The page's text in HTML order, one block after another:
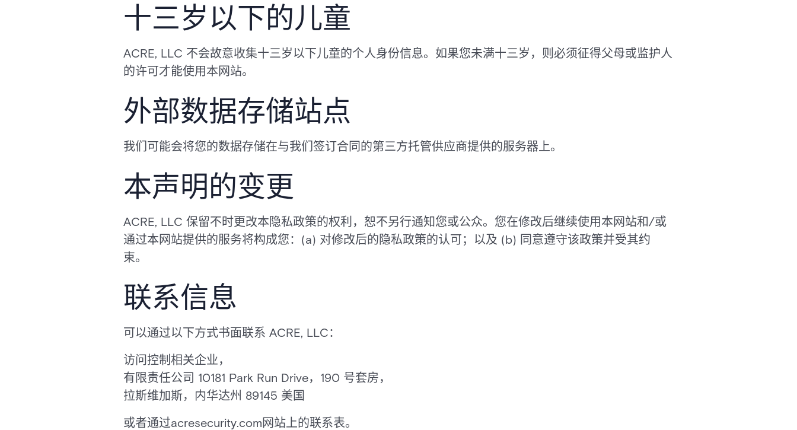
十三岁以下的儿童
ACRE, LLC 不会故意收集十三岁以下儿童的个人身份信息。如果您未满十三岁，则必须征得父母或监护人
的许可才能使用本网站。
外部数据存储站点
我们可能会将您的数据存储在与我们签订合同的第三方托管供应商提供的服务器上。
本声明的变更
ACRE, LLC 保留不时更改本隐私政策的权利，恕不另行通知您或公众。您在修改后继续使用本网站和/或
通过本网站提供的服务将构成您：(a) 对修改后的隐私政策的认可；以及 (b) 同意遵守该政策并受其约
束。
联系信息
可以通过以下方式书面联系 ACRE, LLC：
访问控制相关企业，
有限责任公司 10181 Park Run Drive，190 号套房，
拉斯维加斯，内华达州 89145 美国
或者通过acresecurity.com网站上的联系表。